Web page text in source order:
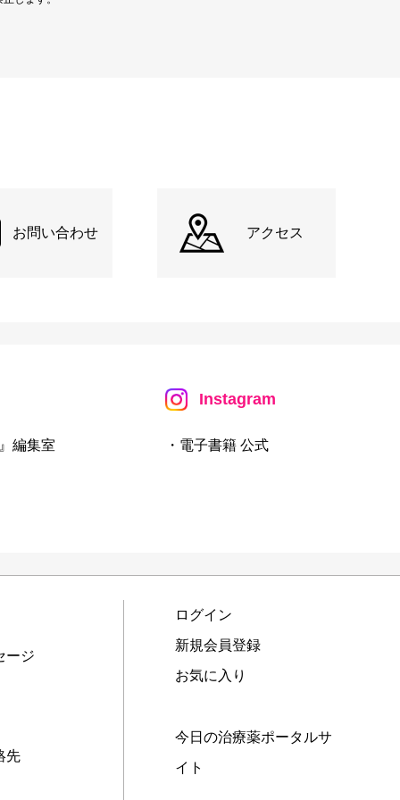
お問い合わせ アクセス
編集室
Instagram
・電子書籍 公式
ージ
先
ログイン
新規会員登録
お気に入り
今日の治療薬ポータルサ
イト